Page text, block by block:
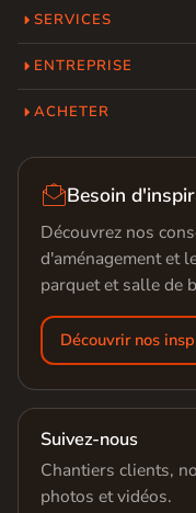
SERVICES
ENTREPRISE
ACHETER
Besoin
Découvrez nos
d'aménagement et
parquet et salle de
Découvrir nos
Suivez-nous
Chantiers clients,
photos et vidéos.